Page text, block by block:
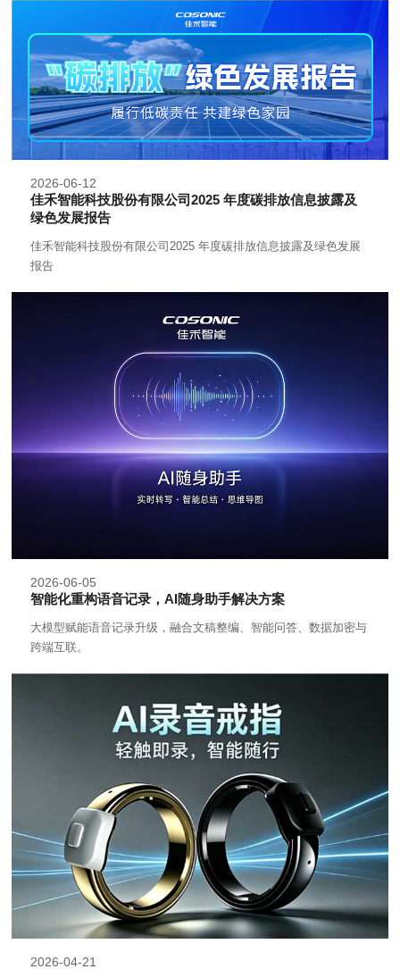
2026-06-12
佳禾智能科技股份有限公司2025 年度碳排放信息披露及
绿色发展报告
佳禾智能科技股份有限公司2025 年度碳排放信息披露及绿色发展
报告
2026-06-05
智能化重构语音记录，AI随身助手解决方案
大模型赋能语音记录升级，融合文稿整编、智能问答、数据加密与
跨端互联。
2026-04-21